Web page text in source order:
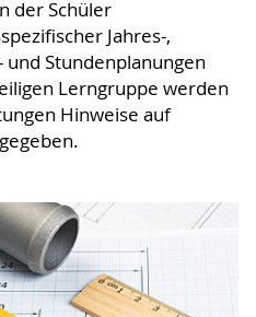
der Schüler
Jahres-,
Stundenplanungen
Lerngruppe werden
Hinweise auf